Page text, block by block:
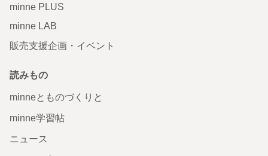
minne PLUS
minne LAB
販売支援企画・イベント
読みもの
minneとものづくりと
minne学習帖
ニュース